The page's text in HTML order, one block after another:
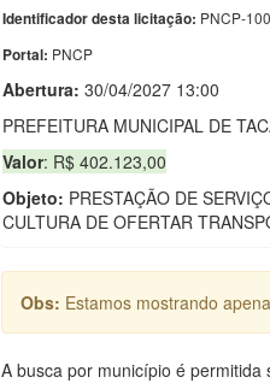
Identificador desta licitação: PNCP-
Portal: PNCP
Abertura: 30/04/2027 13:00
PREFEITURA MUNICIPAL DE
Valor: R$ 402.123,00
Objeto: PRESTAÇÃO DE
CULTURA DE OFERTAR
Obs: Estamos mostrando
A busca por município é